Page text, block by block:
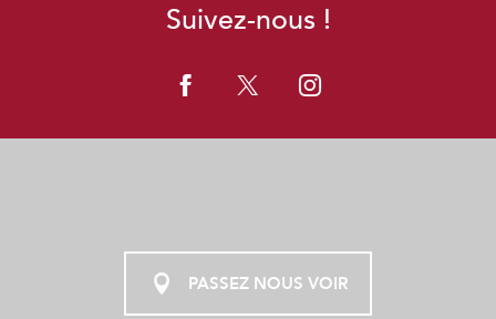
Suivez-nous !
PASSEZ NOUS VOIR